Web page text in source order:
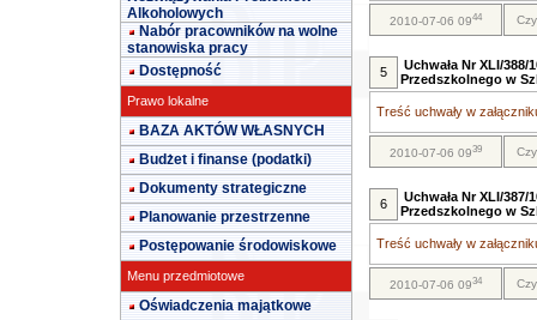
Alkoholowych
Nabór pracowników na wolne
stanowiska pracy
Dostępność
Prawo lokalne
BAZA AKTÓW WŁASNYCH
Budżet i finanse (podatki)
Dokumenty strategiczne
Planowanie przestrzenne
Postępowanie środowiskowe
Menu przedmiotowe
Oświadczenia majątkowe
2010-07-06 0944
5
Uchwała Nr XLI/
Przedszkolnego w
Treść uchwały w
2010-07-06 0939
6
Uchwała Nr XLI/
Przedszkolnego w
Treść uchwały w
2010-07-06 0934